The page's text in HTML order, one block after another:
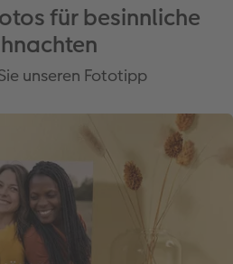
für besinnliche
unseren Fototipp